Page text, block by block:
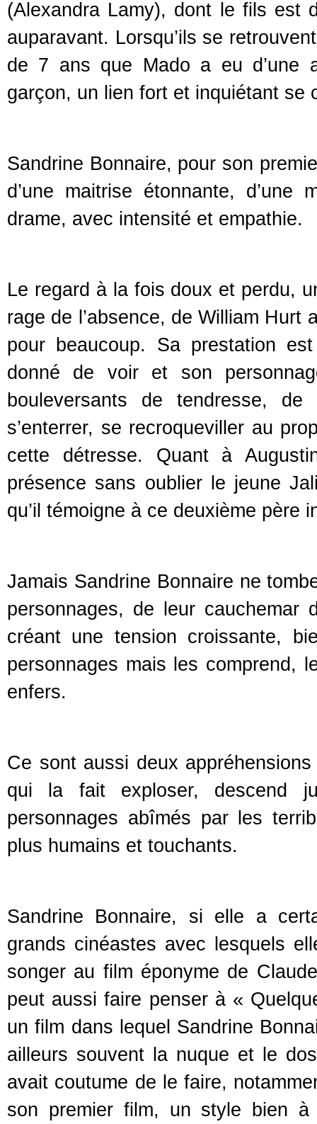
(Alexandra Lamy), dont le fils est
auparavant. Lorsqu’ils se
de 7 ans que Mado a eu d’une
garçon, un lien fort et inquiétant se
Sandrine Bonnaire, pour son
d’une maitrise étonnante,
drame, avec intensité et empathie.
Le regard à la fois doux et perdu,
rage de l’absence, de William Hurt
pour beaucoup. Sa prestation
donné de voir et son
bouleversants de tendresse,
s’enterrer, se recroqueviller au
cette détresse. Quant à
présence sans oublier le jeune
qu’il témoigne à ce deuxième père
Jamais Sandrine Bonnaire ne
personnages, de leur
créant une tension croissante,
personnages mais les comprend,
enfers.
Ce sont aussi deux
qui la fait exploser, descend
personnages abîmés par les
plus humains et touchants.
Sandrine Bonnaire, si elle a
grands cinéastes avec lesquels
songer au film éponyme de
peut aussi faire penser à «
un film dans lequel Sandrine
ailleurs souvent la nuque et le
avait coutume de le faire,
son premier film, un style bien